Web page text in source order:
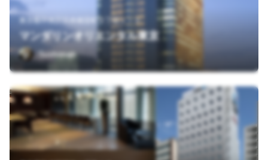
東京都中央区日本橋室町２丁目１－１
マンダリンオリエンタル東京
Sushiman